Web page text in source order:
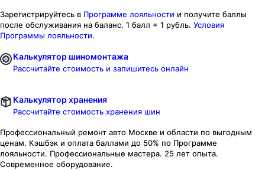
Зарегистрируйтесь в Программе лояльности и получите баллы
после обслуживания на баланс. 1 балл = 1 рубль. Условия
Программы лояльности.
Калькулятор шиномонтажа
Рассчитайте стоимость и запишитесь онлайн
Калькулятор хранения
Рассчитайте стоимость хранения шин
Профессиональный ремонт авто Москве и области по выгодным
ценам. Кэшбэк и оплата баллами до 50% по Программе
лояльности. Профессиональные мастера. 25 лет опыта.
Современное оборудование.